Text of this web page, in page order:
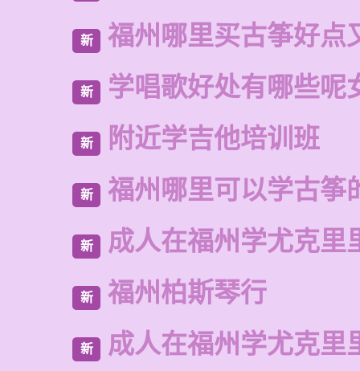
新 福州哪里买古筝好点
新 学唱歌好处有哪些呢
新 附近学吉他培训班
新 福州哪里可以学古筝
新 成人在福州学尤克里
新 福州柏斯琴行
新 成人在福州学尤克里